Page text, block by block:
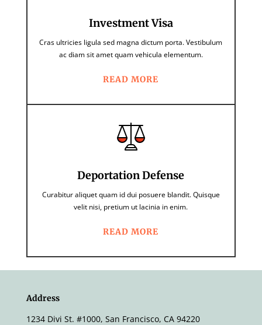
Investment Visa
Cras ultricies ligula sed magna dictum porta. Vestibulum
ac diam sit amet quam vehicula elementum.
READ MORE
Deportation Defense
Curabitur aliquet quam id dui posuere blandit. Quisque
velit nisi, pretium ut lacinia in enim.
READ MORE
Address
1234 Divi St. #1000, San Francisco, CA 94220